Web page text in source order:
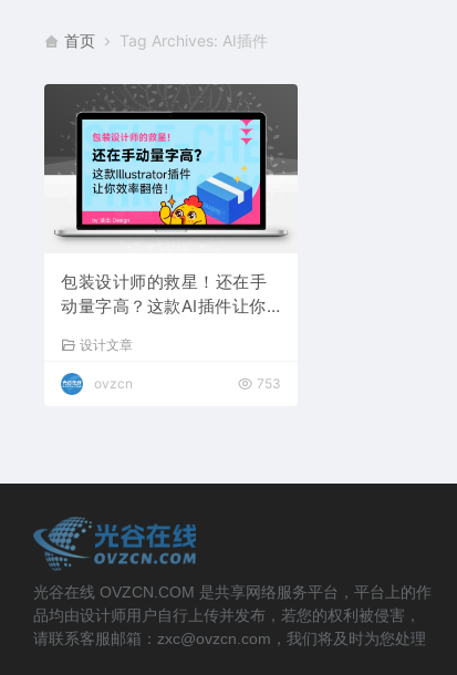
首页 Tag Archives: AI插件
包装设计师的救星！还在手
动量字高？这款AI插件让你
设计文章
ovzcn 753
光谷在线 OVZCN.COM 是共享网络服务平台，平台上的作
品均由设计师用户自行上传并发布，若您的权利被侵害，
请联系客服邮箱：zxc@ovzcn.com，我们将及时为您处理